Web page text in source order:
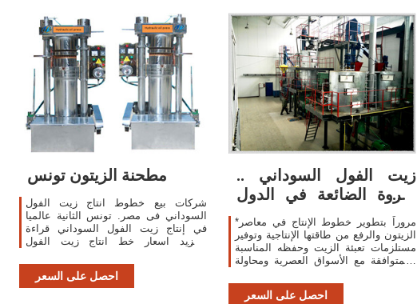
مطحنة الزيتون تونس
شركات بيع خطوط انتاج زيت الفول
السوداني فى مصر. تونس الثانية عالميا
في إنتاج زيت الفول السوداني قراءة
المزيد اسعار خط انتاج زيت الفول
مصر, أسعار الزيتون في مصر 2011, سعر
طن زيت, أسعار انواع مطاحن الزيتون في
احصل على السعر
زيت الفول السوداني ..
الثروة الضائعة في الدول
العربية | Defense
*مروراً بتطوير خطوط الإنتاج في معاصر
الزيتون والرفع من طاقتها الإنتاجية وتوفير
مستلزمات تعبئة الزيت وحفظه المناسبة
والمتوافقة مع الأسواق العصرية ومحاولة
احصل على السعر